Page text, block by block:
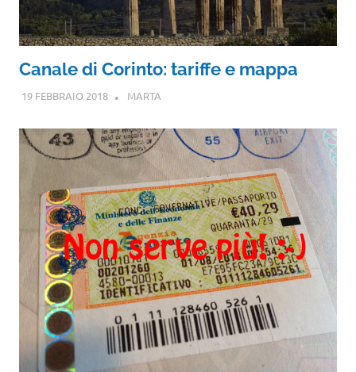
Canale di Corinto: tariffe e mappa
19 FEBBRAIO 2018 MARTA